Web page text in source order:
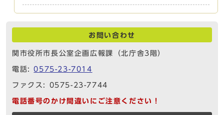
お問い合わせ
関市役所市長公室企画広報課（北庁舎3階）
電話:0575-23-7014
ファクス: 0575-23-7744
電話番号のかけ間違いにご注意ください！